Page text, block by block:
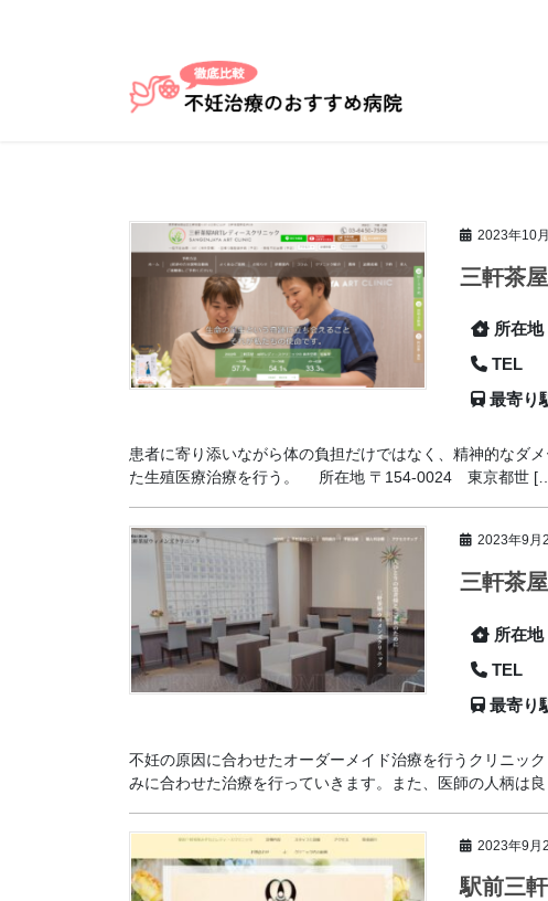
2023年10
三軒茶
所在地
TEL
最寄り
患者に寄り添いながら体の負担だけではなく、精神的なダ
た生殖医療治療を行う。 所在地 〒154-0024 東京都世
2023年9月
三軒茶
所在地
TEL
最寄り
不妊の原因に合わせたオーダーメイド治療を行うクリニッ
みに合わせた治療を行っていきます。また、医師の人柄は
2023年9月
駅前三